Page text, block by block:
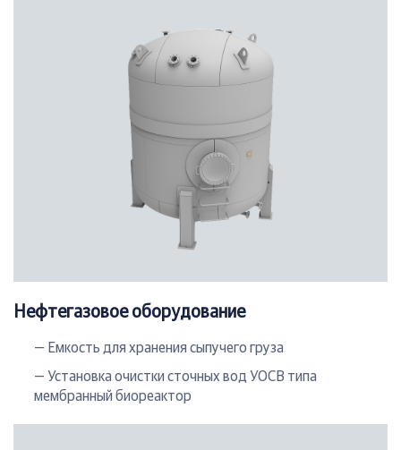
Нефтегазовое оборудование
— Емкость для хранения сыпучего груза
— Установка очистки сточных вод УОСВ типа
мембранный биореактор